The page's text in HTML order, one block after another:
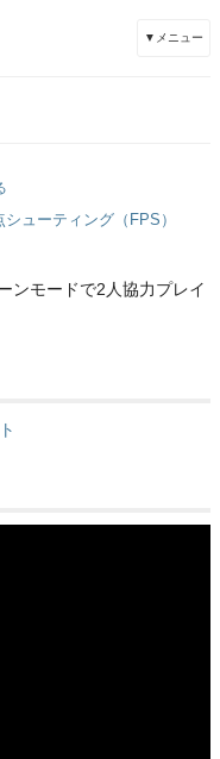
▼メニュー
ューティング（FPS）
ンモードで2人協力プレイ